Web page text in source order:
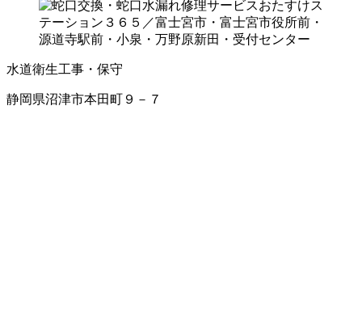
水道衛生工事・保守
静岡県沼津市本田町９－７